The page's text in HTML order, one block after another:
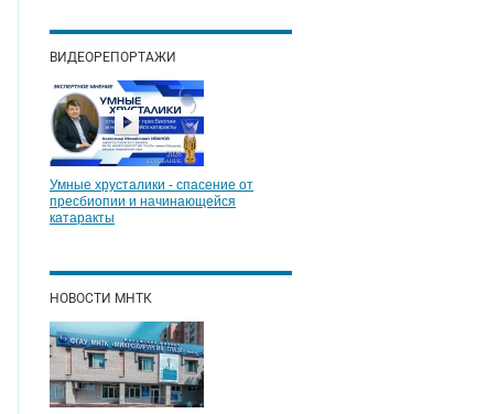
ВИДЕОРЕПОРТАЖИ
Умные хрусталики - спасение от
пресбиопии и начинающейся
катаракты
НОВОСТИ МНТК